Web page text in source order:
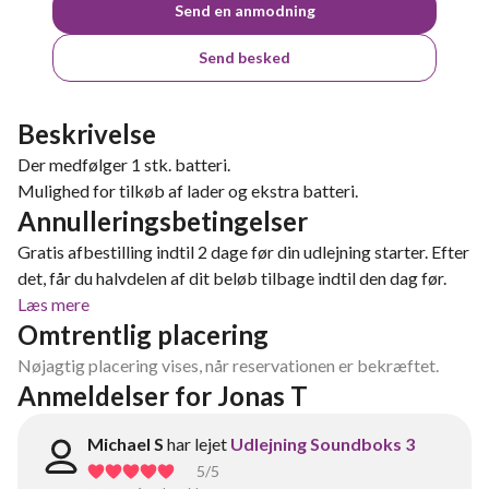
Send en anmodning
Send besked
Beskrivelse
Der medfølger 1 stk. batteri.
Mulighed for tilkøb af lader og ekstra batteri.
Annulleringsbetingelser
Gratis afbestilling indtil 2 dage før din udlejning starter. Efter
det, får du halvdelen af dit beløb tilbage indtil den dag før.
Læs mere
Omtrentlig placering
Nøjagtig placering vises, når reservationen er bekræftet.
Anmeldelser for Jonas T
Michael S har lejet Udlejning Soundboks 3
5/5